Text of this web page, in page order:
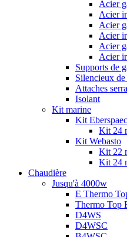
Acier
Acier
Acier
Acier
Acier
Acier
Supports de
Silencieux
Attaches
Isolant
Kit marine
Kit
Kit 24
Kit Webasto
Kit 22
Kit 24
Chaudière
Jusqu'à 4000w
E Thermo
Thermo Top
D4WS
D4WSC